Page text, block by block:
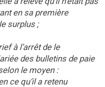
en sa première
surplus ;
à l’arrêt de le
des bulletins de paie
le moyen :
ce qu’il a retenu